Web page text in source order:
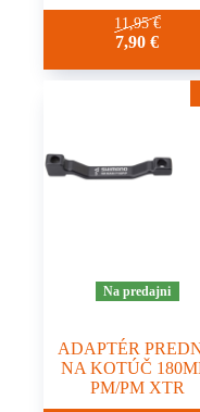
11,95€
7,90€
Na predajni
ADAPTÉR
NA KOTÚČ
PM/PM XTR